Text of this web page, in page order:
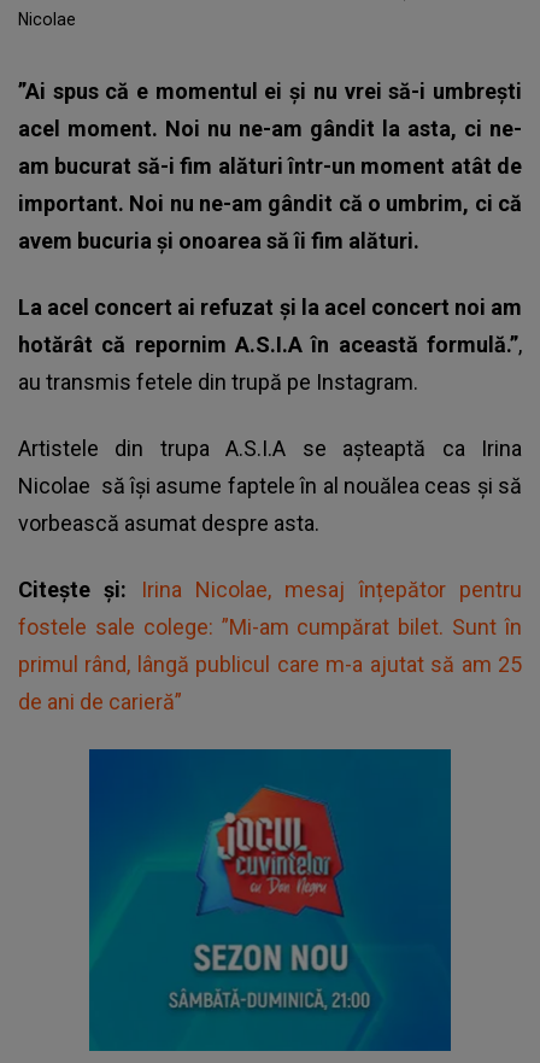
Nicolae
”Ai spus că e momentul ei și nu vrei să-i umbrești
acel moment. Noi nu ne-am gândit la asta, ci ne-
am bucurat să-i fim alături într-un moment atât de
important. Noi nu ne-am gândit că o umbrim, ci că
avem bucuria și onoarea să îi fim alături.
La acel concert ai refuzat și la acel concert noi am
hotărât că repornim A.S.I.A în această formulă.”,
au transmis fetele din trupă pe Instagram.
Artistele din trupa A.S.I.A se așteaptă ca Irina
Nicolae să își asume faptele în al nouălea ceas și să
vorbească asumat despre asta.
Citește și:
Irina Nicolae, mesaj înțepător pentru
fostele sale colege: ”Mi-am cumpărat bilet. Sunt în
primul rând, lângă publicul care m-a ajutat să am 25
de ani de carieră”